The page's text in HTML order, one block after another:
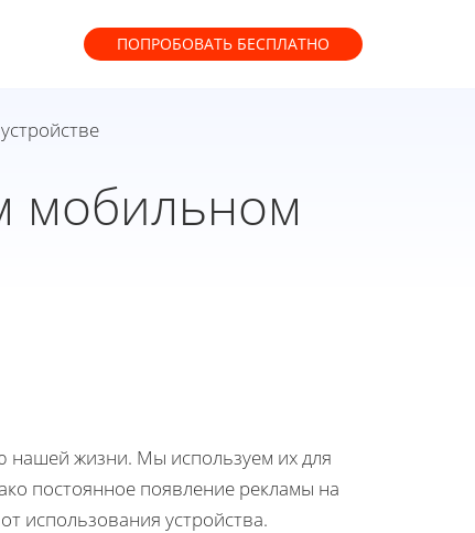
ПОПРОБОВАТЬ БЕСПЛАТНО
мобильном
нашей жизни. Мы используем их для
постоянное появление рекламы на
использования устройства.